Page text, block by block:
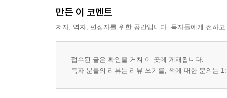
만든 이 코멘트
저자, 역자, 편집자를 위한 공간입니다. 독자들에게 전하
접수된 글은 확인을 거쳐 이 곳에 게재됩니다.
독자 분들의 리뷰는 리뷰 쓰기를, 책에 대한 문의는